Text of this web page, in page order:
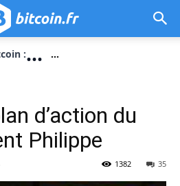
:... ...
d’action du
Philippe
35
1382